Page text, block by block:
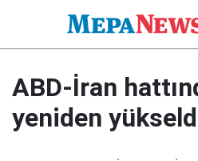
ABD-İran
yeniden